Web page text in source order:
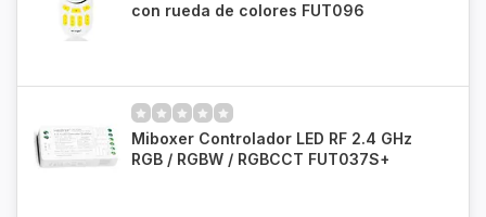
con rueda de colores FUT096
Miboxer Controlador LED RF 2.4 GHz
RGB / RGBW / RGBCCT FUT037S+